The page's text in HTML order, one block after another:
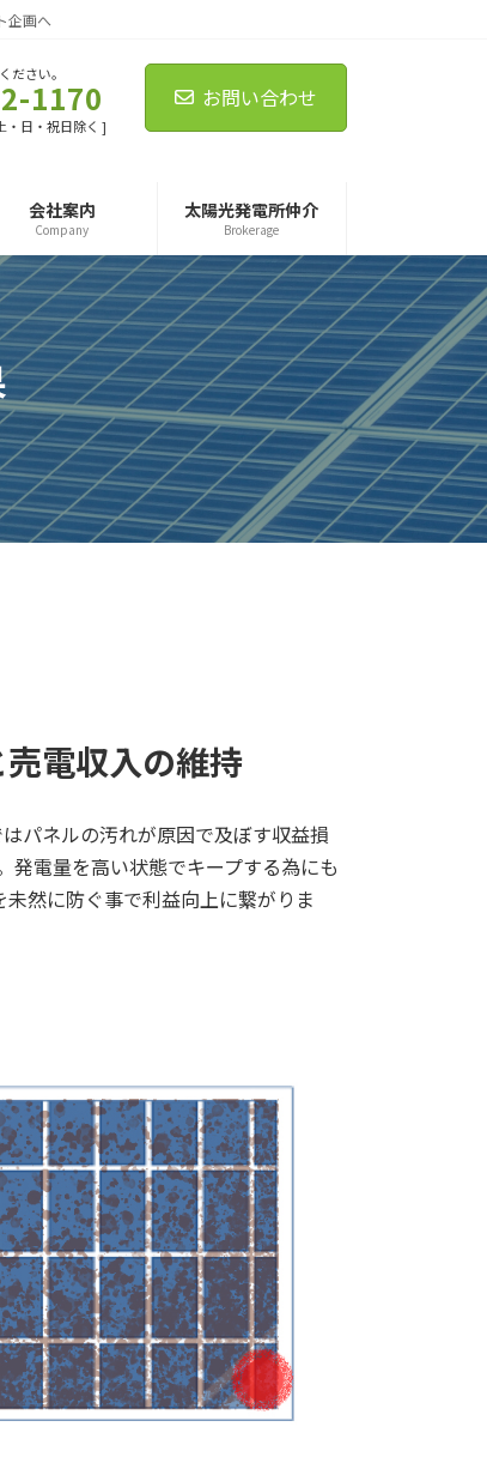
企画へ
ださい。
1170
・日・祝日除く ]
お問い合わせ
会社案内
Company
太陽光発電所仲介
Brokerage
電収入の維持
パネルの汚れが原因で及ぼす収益損
発電量を高い状態でキープする為にも
然に防ぐ事で利益向上に繋がりま